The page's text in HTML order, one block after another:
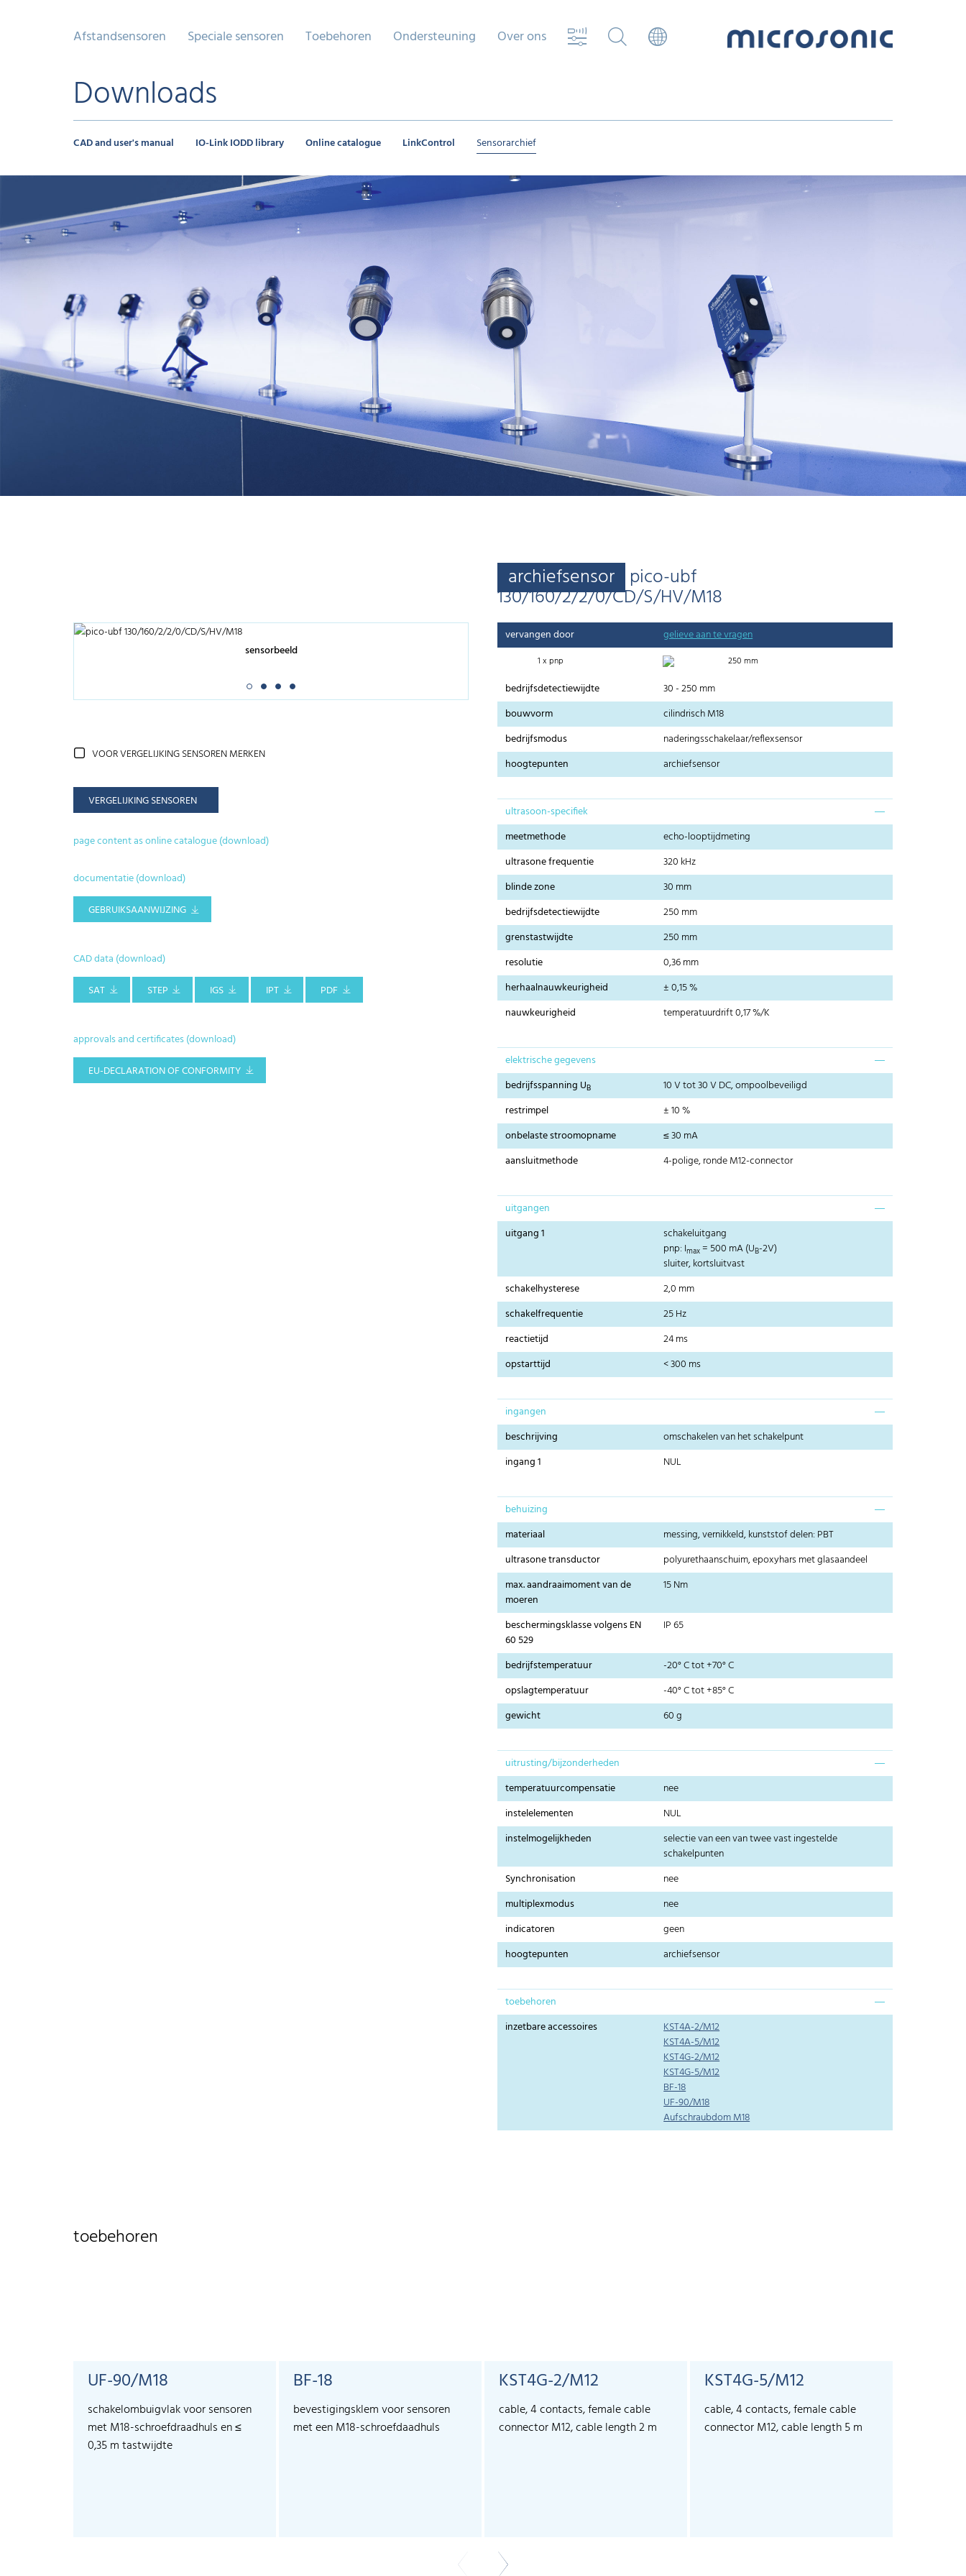
Afstandsensoren Speciale sensoren Toebehoren Ondersteuning Over ons
Downloads
CAD and user's manual IO-Link IODD library Online catalogue LinkControl Sensorarchief
archiefsensor pico-ubf
130/160/2/2/0/CD/S/HV/M18
sensorbeeld
VOOR VERGELIJKING SENSOREN MERKEN
VERGELIJKING SENSOREN
page content as online catalogue (download)
documentatie (download)
GEBRUIKSAANWIJZING
CAD data (download)
SAT
STEP IGS IPT PDF
approvals and certificates (download)
EU-DECLARATION OF CONFORMITY
vervangen door gelieve aan te vragen
1 x pnp 250 mm
bedrijfsdetectiewijdte
30 - 250 mm
bouwvorm
cilindrisch M18
bedrijfsmodus
naderingsschakelaar/reflexsensor
hoogtepunten
archiefsensor
ultrasoon-specifiek
meetmethode
echo-looptijdmeting
ultrasone frequentie
320 kHz
blinde zone
30 mm
bedrijfsdetectiewijdte
250 mm
grenstastwijdte
250 mm
resolutie
0,36 mm
herhaalnauwkeurigheid
± 0,15 %
nauwkeurigheid
temperatuurdrift 0,17 %/K
elektrische gegevens
bedrijfsspanning UB
10 V tot 30 V DC, ompoolbeveiligd
restrimpel
± 10 %
onbelaste stroomopname
≤ 30 mA
aansluitmethode
4-polige, ronde M12-connector
uitgangen
uitgang 1
schakeluitgang
pnp: Imax= 500 mA (UB-2V)
sluiter, kortsluitvast
schakelhysterese
2,0 mm
schakelfrequentie
25 Hz
reactietijd
24 ms
opstarttijd
< 300 ms
ingangen
beschrijving
omschakelen van het schakelpunt
ingang 1
NUL
behuizing
materiaal
messing, vernikkeld, kunststof delen: PBT
ultrasone transductor
polyurethaanschuim, epoxyhars met glasaandeel
max. aandraaimoment van de
moeren
15 Nm
beschermingsklasse volgens EN
60 529
IP 65
bedrijfstemperatuur
-20° C tot +70° C
opslagtemperatuur
-40° C tot +85° C
gewicht
60 g
uitrusting/bijzonderheden
temperatuurcompensatie
nee
instelelementen
NUL
instelmogelijkheden
selectie van een van twee vast ingestelde
schakelpunten
Synchronisation
nee
multiplexmodus
nee
indicatoren
geen
hoogtepunten
archiefsensor
toebehoren
inzetbare accessoires
KST4A-2/M12
KST4A-5/M12
KST4G-2/M12
KST4G-5/M12
BF-18
UF-90/M18
Aufschraubdom M18
toebehoren
UF-90/M18
schakelombuigvlak voor sensoren
met M18-schroefdraadhuls en ≤
0,35 m tastwijdte
BF-18
bevestigingsklem voor sensoren
met een M18-schroefdaadhuls
KST4G-2/M12
cable, 4 contacts, female cable
connector M12, cable length 2 m
KST4G-5/M12
cable, 4 contacts, female cable
connector M12, cable length 5 m